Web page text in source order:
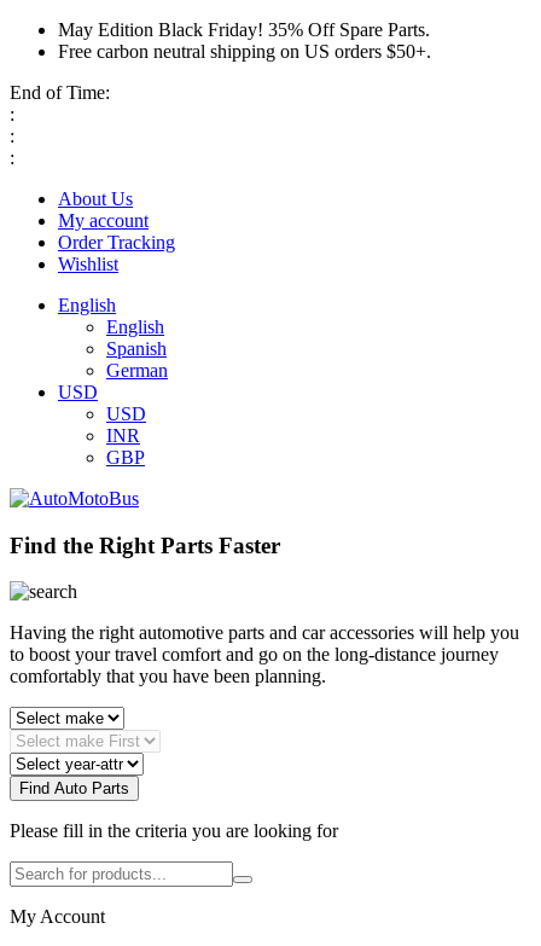
May Edition Black Friday! 35% Off Spare Parts.
Free carbon neutral shipping on US orders $50+.
End of Time:
:
:
:
About Us
My account
Order Tracking
Wishlist
English
English
Spanish
German
USD
USD
INR
GBP
Find the Right Parts Faster
Having the right automotive parts and car accessories will help you
to boost your travel comfort and go on the long-distance journey
comfortably that you have been planning.
Find Auto Parts
Please fill in the criteria you are looking for
My Account